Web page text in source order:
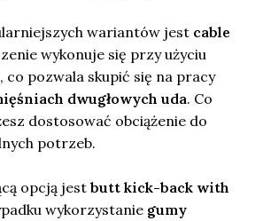
wariantów jest cable
wykonuje się przy użyciu
, co pozwala skupić się na pracy
dwugłowych uda. Co
dostosować obciążenie do
potrzeb.
opcją jestbutt kick-back with
wykorzystanie gumy